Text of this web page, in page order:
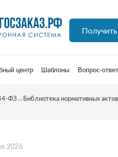
центр Шаблоны Вопрос-ответ
ФЗ→Библиотека нормативных актов
2026